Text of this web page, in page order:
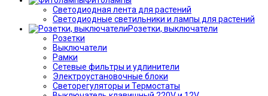
Светодиодная лента для растений
Светодиодные светильники и лампы для растений
Розетки, выключатели
Розетки
Выключатели
Рамки
Сетевые фильтры и удлинители
Электроустановочные блоки
Светорегуляторы и Термостаты